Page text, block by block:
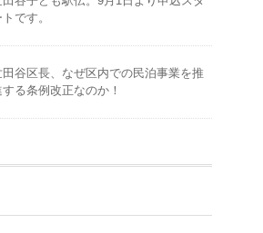
トです。
田谷区長、なぜ区内での民泊事業を推
する条例改正なのか！